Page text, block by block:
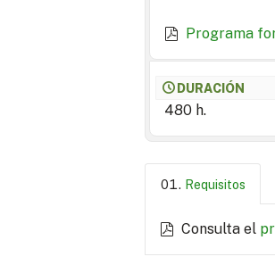
Programa
DURACIÓN
480 h.
Requisitos
Consulta el